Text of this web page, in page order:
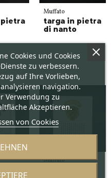
Muffato
targa in pietra
di nanto
Muffato
Cookies und Cookies
zu verbessern.
auf Ihre Vorlieben,
navigation.
Verwendung zu
Akzeptieren.
von Cookies